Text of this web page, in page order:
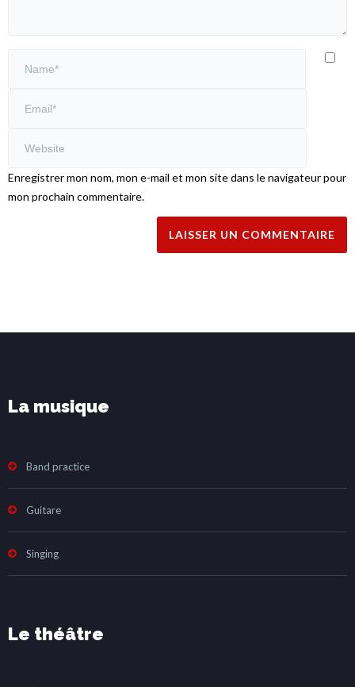
Enregistrer mon nom, mon e-mail et mon site dans le navigateur pour
mon prochain commentaire.
La musique
Band practice
Guitare
Singing
Le théâtre